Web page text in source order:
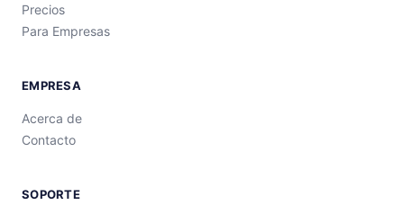
Precios
Para Empresas
EMPRESA
Acerca de
Contacto
SOPORTE